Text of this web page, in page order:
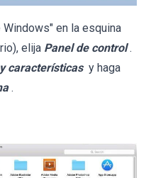
Windows" en la esquina
elija Panel de control .
características y haga
.